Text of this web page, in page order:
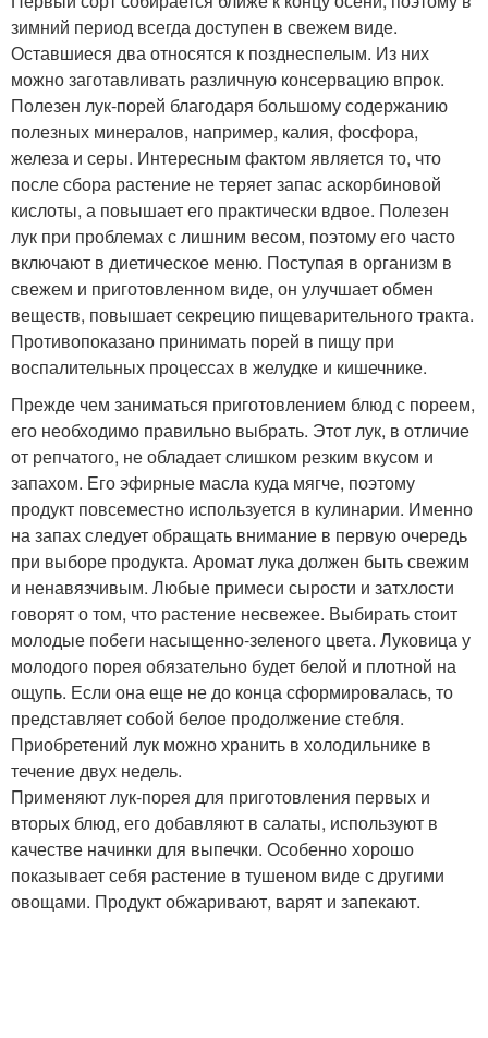
зимний период всегда доступен в свежем виде.
Оставшиеся два относятся к позднеспелым. Из них
можно заготавливать различную консервацию впрок.
Полезен лук-порей благодаря большому содержанию
полезных минералов, например, калия, фосфора,
железа и серы. Интересным фактом является то, что
после сбора растение не теряет запас аскорбиновой
кислоты, а повышает его практически вдвое. Полезен
лук при проблемах с лишним весом, поэтому его часто
включают в диетическое меню. Поступая в организм в
свежем и приготовленном виде, он улучшает обмен
веществ, повышает секрецию пищеварительного тракта.
Противопоказано принимать порей в пищу при
воспалительных процессах в желудке и кишечнике.
Прежде чем заниматься приготовлением блюд с пореем,
его необходимо правильно выбрать. Этот лук, в отличие
от репчатого, не обладает слишком резким вкусом и
запахом. Его эфирные масла куда мягче, поэтому
продукт повсеместно используется в кулинарии. Именно
на запах следует обращать внимание в первую очередь
при выборе продукта. Аромат лука должен быть свежим
и ненавязчивым. Любые примеси сырости и затхлости
говорят о том, что растение несвежее. Выбирать стоит
молодые побеги насыщенно-зеленого цвета. Луковица у
молодого порея обязательно будет белой и плотной на
ощупь. Если она еще не до конца сформировалась, то
представляет собой белое продолжение стебля.
Приобретений лук можно хранить в холодильнике в
течение двух недель.
Применяют лук-порея для приготовления первых и
вторых блюд, его добавляют в салаты, используют в
качестве начинки для выпечки. Особенно хорошо
показывает себя растение в тушеном виде с другими
овощами. Продукт обжаривают, варят и запекают.